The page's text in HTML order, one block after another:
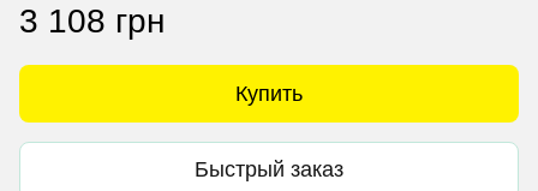
3 108 грн
Купить
Быстрый заказ